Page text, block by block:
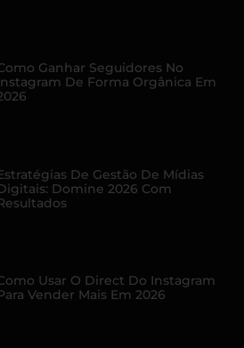
Ganhar Seguidores No
De Forma Orgânica Em
De Gestão De Mídias
Domine 2026 Com
Usar O Direct Do Instagram
Vender Mais Em 2026